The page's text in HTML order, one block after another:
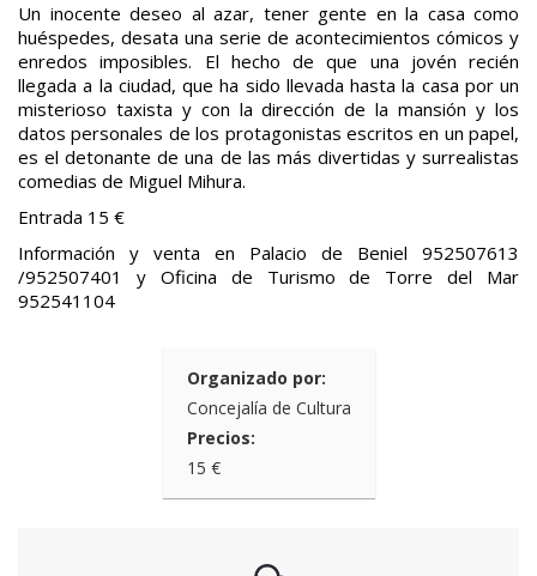
Un inocente deseo al azar, tener gente en la casa como
huéspedes, desata una serie de acontecimientos cómicos y
enredos imposibles. El hecho de que una jovén recién
llegada a la ciudad, que ha sido llevada hasta la casa por un
misterioso taxista y con la dirección de la mansión y los
datos personales de los protagonistas escritos en un papel,
es el detonante de una de las más divertidas y surrealistas
comedias de Miguel Mihura.
Entrada 15 €
Información y venta en Palacio de Beniel 952507613
/952507401 y Oficina de Turismo de Torre del Mar
952541104
Organizado por:
Concejalía de Cultura
Precios:
15 €